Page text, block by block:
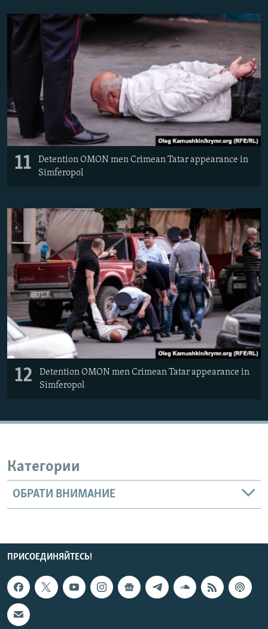
11
Detention OMON men Crimean Tatar appearance in
Simferopol
12
Detention OMON men Crimean Tatar appearance in
Simferopol
Категории
ОБРАТИ ВНИМАНИЕ
ПРИСОЕДИНЯЙТЕСЬ!